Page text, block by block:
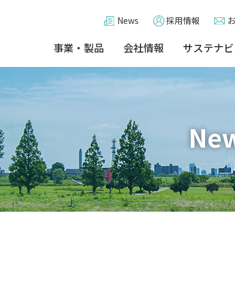
News 採用情報
事業・製品 会社情報 サステナ